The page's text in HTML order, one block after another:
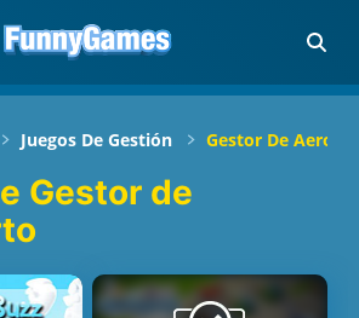
Juegos De Gestión Gestor De
Gestor de